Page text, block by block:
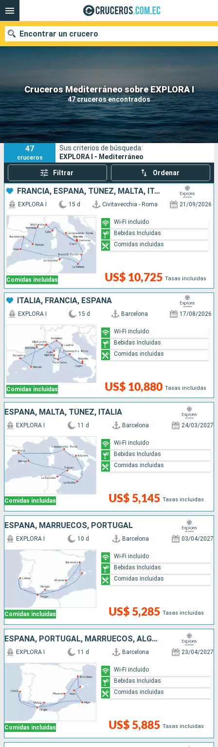
Cruceros Mediterráneo sobre EXPLORA I
47 cruceros encontrados
Encontrar un crucero
Nuestros destinos
Fecha de salida
Puertos Compañías
Buscar
47
cruceros
Sus criterios de búsqueda:
EXPLORA I - Mediterráneo
Filtrar Ordenar
FRANCIA, ESPAÑA, TÚNEZ, MALTA, ITALIA
Comidas incluidas
EXPLORA I 15 d Civitavecchia - Roma 21/09/2026
US$ 10,725 Tasas incluidas
Wi-Fi incluido
Bebidas Incluidas
Comidas incluidas
ITALIA, FRANCIA, ESPAÑA
Comidas incluidas
EXPLORA I 15 d Barcelona 17/08/2026
US$ 10,880 Tasas incluidas
Wi-Fi incluido
Bebidas Incluidas
Comidas incluidas
ESPAÑA, MALTA, TÚNEZ, ITALIA
Comidas incluidas
EXPLORA I 11 d Barcelona 24/03/2027
US$ 5,145 Tasas incluidas
Wi-Fi incluido
Bebidas Incluidas
Comidas incluidas
ESPAÑA, MARRUECOS, PORTUGAL
Comidas incluidas
EXPLORA I 10 d Barcelona 03/04/2027
US$ 5,285 Tasas incluidas
Wi-Fi incluido
Bebidas Incluidas
Comidas incluidas
ESPAÑA, PORTUGAL, MARRUECOS, ALGERIA
Comidas incluidas
EXPLORA I 11 d Barcelona 23/04/2027
US$ 5,885 Tasas incluidas
Wi-Fi incluido
Bebidas Incluidas
Comidas incluidas